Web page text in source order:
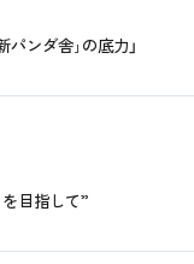
ンダ舎｣の底力」
目指して”